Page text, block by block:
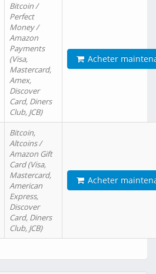
Bitcoin /
Perfect
Money /
Amazon
Payments
(Visa,
Mastercard,
Amex,
Discover
Card, Diners
Club, JCB)
Acheter
Bitcoin,
Altcoins /
Amazon Gift
Card (Visa,
Mastercard,
American
Express,
Discover
Card, Diners
Club, JCB)
Acheter